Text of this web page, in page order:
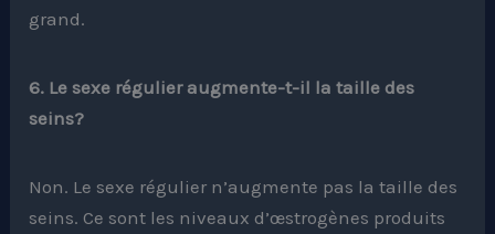
grand.
6. Le sexe régulier augmente-t-il la taille des
seins?
Non. Le sexe régulier n’augmente pas la taille des
seins. Ce sont les niveaux d’œstrogènes produits